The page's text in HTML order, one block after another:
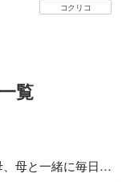
コクリコ
覧
母と一緒に毎日の